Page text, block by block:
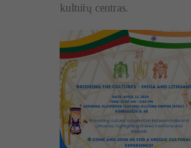
kultūrų centras.